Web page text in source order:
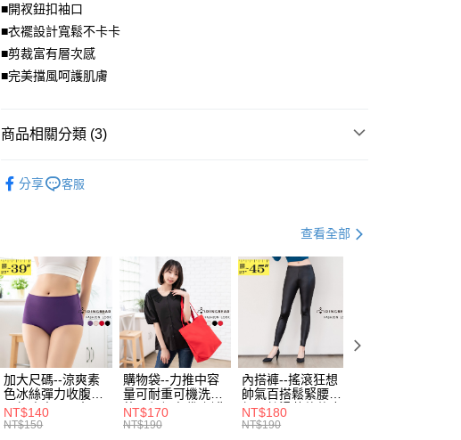
全盈+PAY
大哥付你分期
相關說明
【大哥付你分期使用說明】
流程，驗證手機門號後，選擇欲分期的期數、繳款截止日，確認付款後即
完成交易。
4.訂單成立30分鐘內，如未前往確認交易或遇審核未通過，訂單將自動取
消。如遇「轉專審核」未通過狀況，表示未達大哥付你分期系統評分，恕
1.分期款項不併入電信帳單，「大哥付你分期」於每月結算日後寄送繳費提
醒簡訊。
2.透過簡訊連結打開帳單後，可選擇「超商條碼／台灣大直營門市／銀行轉
帳／街口支付／iPASS MONEY」等通路繳費。
【注意事項】
1.本服務係由「台灣大哥大股份有限公司」（以下簡稱本公司）所提供，讓
用戶於交易時，得透過本服務購買商品或服務，並由商店將買賣／分期付
款買賣價金債權讓與本公司後，依約使用本公司帳單繳交帳款。
2.基於同意付款使用「大哥付你分期」之契約關係目的，商店將以您的個人
資料（包含姓名、電話或地址）提供予台灣大哥大進項蒐集、處理及利
用，由本公司與您本人進行分期帳單所需資料之確認、核對及更正。
3.完整用戶服務條款，請詳閱以下連結：
https://oppay.tw/userRule
【關於「AFTEE先享後付」】
１．簡單：不需註冊會員、不需綁卡、不需儲值。
１．於結帳方式選擇「AFTEE先享後付」後，將跳轉至「AFTEE先享後
付」結帳頁面，進行簡訊認證並確認金額後，即可完成結帳。
２．訂單成立數日內，您將收到繳費通知簡訊。
３．收到繳費通知簡訊後14天內，點擊此簡訊中的連結，可透過四大超商
／ATM／網路銀行／等多元方式進行付款，方視為交易完成。
※ 請注意：結帳手續完成當下不需立刻繳費，但若您需要取消訂單，請聯
絡購買商品的店家。未經商家同意取消之訂單仍視為有效，需透過AFTEE
先享後付繳納相關費用。
※ 交易是否成功請以「AFTEE先享後付 」之結帳頁面顯示為準，若有關於
是否繳費成功／繳費後需取消欲退款等相關疑問，請聯繫「AFTEE先享後
付客戶支援中心」
https://netprotections.freshdesk.com/support/home
ATM付款
每筆NT$70，滿NT$699(含以上)免運費
付款後全家取貨
每筆NT$70，滿NT$699(含以上)免運費
7-11取貨付款
每筆NT$70，滿NT$799(含以上)免運費
付款後7-11取貨
每筆NT$70，滿NT$699(含以上)免運費
■開衩鈕扣袖口
■衣襬設計寬鬆不卡卡
■剪裁富有層次感
■完美擋風呵護肌膚
商品相關分類 (3)
分享 客服
查看全部
加大尺碼--涼爽素
色冰絲彈力收腹提
臀無痕中腰三角內
褲(黑.紅.粉.紫L-
NT$140
NT$150
購物袋--力推中容
量可耐重可機洗烘
乾環保帆布袋/側背
包(黑.紅.米F)-
NT$170
NT$190
內搭褲--搖滾狂想
帥氣百搭鬆緊腰頭
超彈絲滑薄款仿皮
褲(黑XL-6L)-R179
NT$180
NT$190